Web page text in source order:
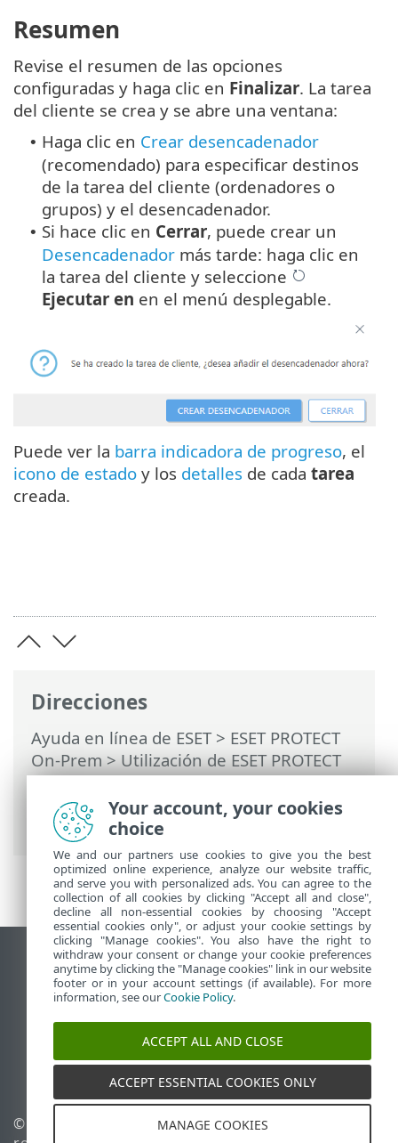
Direcciones
Ayuda en línea de ESET> ESET PROTECT
On-Prem>Utilización de ESET PROTECT
On-Prem>ESET PROTECT On-Prem Menú
principal
>Tareas>Tareas del cliente>
Cerrar sesión
Resumen
Revise el resumen de las opciones
configuradas y haga clic en Finalizar. La tarea
del cliente se crea y se abre una ventana:
• Haga clic en Crear desencadenador
(recomendado) para especificar destinos
de la tarea del cliente (ordenadores o
grupos) y el desencadenador.
• Si hace clic en Cerrar, puede crear un
Desencadenador más tarde: haga clic en
la tarea del cliente y seleccione
Ejecutar en en el menú desplegable.
Puede ver la barra indicadora de progreso, el
icono de estado y los detalles de cada tarea
creada.
Ver sitio para ordenador
End of Life
Base de conocimiento de ESET
Foro de ESET
ESET Status Portal
Soporte técnico regional
© 1992 - 2026 ESET, spol. s
Administrar cookies
Your account, your cookies
choice
We and our partners use cookies to give you the best
optimized online experience, analyze our website traffic,
and serve you with personalized ads. You can agree to the
collection of all cookies by clicking "Accept all and close",
decline all non-essential cookies by choosing "Accept
essential cookies only", or adjust your cookie settings by
clicking "Manage cookies". You also have the right to
withdraw your consent or change your cookie preferences
anytime by clicking the "Manage cookies" link in our website
footer or in your account settings (if available). For more
information, see ourCookie Policy.
ACCEPT ALL AND CLOSE
ACCEPT ESSENTIAL COOKIES ONLY
MANAGE COOKIES